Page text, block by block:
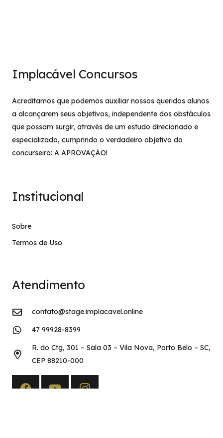
Implacável Concursos
Acreditamos que podemos auxiliar nossos queridos alunos
a alcançarem seus objetivos, independente dos obstáculos
que possam surgir, através de um estudo direcionado e
especializado, cumprindo o verdadeiro objetivo do
concurseiro: A APROVAÇÃO!
Institucional
Sobre
Termos de Uso
Atendimento
contato@stage.implacavel.online
47 99928-8399
R. do Ctg, 301 – Sala 03 – Vila Nova, Porto Belo – SC,
CEP 88210-000